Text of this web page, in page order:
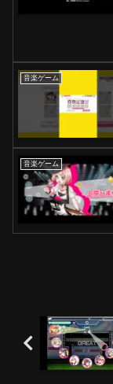
音楽ゲーム
音楽ゲーム